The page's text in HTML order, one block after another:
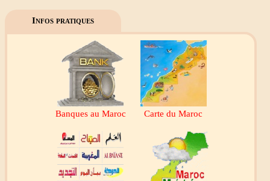
Infos pratiques
Banques au Maroc Carte du Maroc